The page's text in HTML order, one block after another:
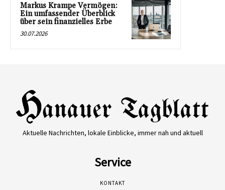
Markus Krampe Vermögen:
Ein umfassender Überblick
über sein finanzielles Erbe
30.07.2026
Aktuelle Nachrichten, lokale Einblicke, immer nah und aktuell
Service
KONTAKT